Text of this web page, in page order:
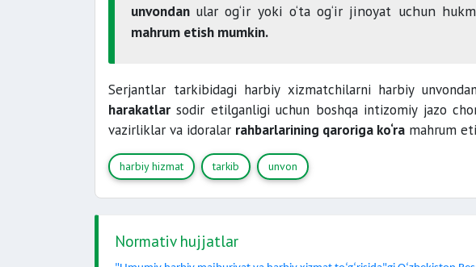
unvondan ular og‘ir yoki o‘ta og‘ir jinoyat uchun
mahrum etish mumkin.
Serjantlar tarkibidagi harbiy xizmatchilarni harbiy
harakatlar sodir etilganligi uchun boshqa intizomiy jazo
vazirliklar va idoralar rahbarlarining qaroriga ko‘ra mahrum
harbiy hizmat tarkib unvon
Normativ hujjatlar